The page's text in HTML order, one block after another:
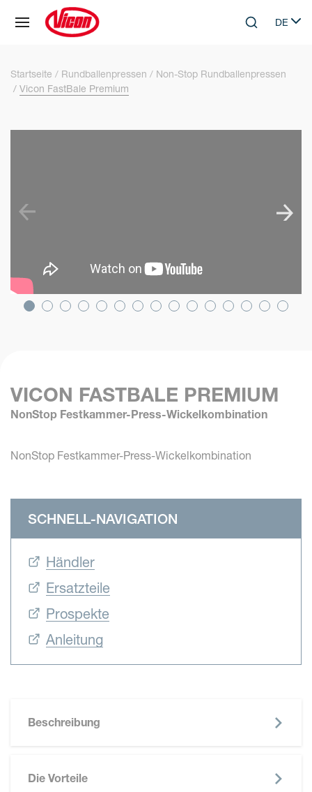
Skip to main contentSearchDE
Select
Startseite Rundballenpressen
Non-Stop Rundballenpressen
Vicon FastBale Premium
VICON FASTBALE PREMIUM
NonStop Festkammer-Press-Wickelkombination
NonStop Festkammer-Press-Wickelkombination
SCHNELL-NAVIGATION
Händler
Ersatzteile
Prospekte
Anleitung
Beschreibung
Die Vorteile
Cookie-Einstellungen